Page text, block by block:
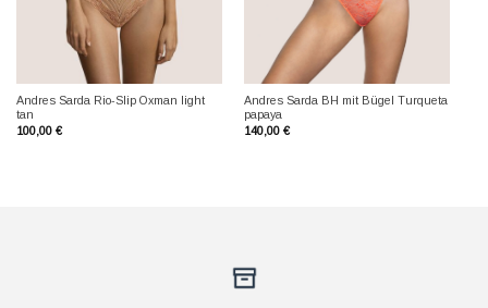
Andres Sarda Rio-Slip Oxman light
tan
100,00 €
Andres Sarda BH mit Bügel Turqueta
papaya
140,00 €